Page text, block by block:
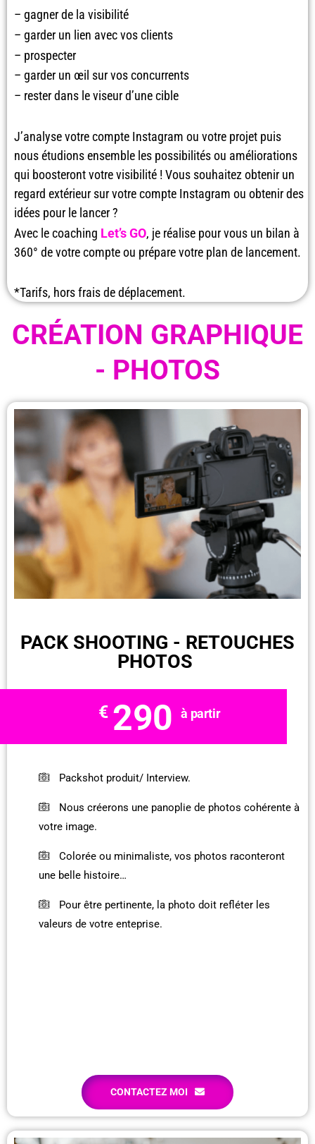
– gagner de la visibilité
– garder un lien avec vos clients
– prospecter
– garder un œil sur vos concurrents
– rester dans le viseur d’une cible
J’analyse votre compte Instagram ou votre projet puis
nous étudions ensemble les possibilités ou améliorations
qui boosteront votre visibilité ! Vous souhaitez obtenir un
regard extérieur sur votre compte Instagram ou obtenir des
idées pour le lancer ?
Avec le coaching Let’s GO, je réalise pour vous un bilan à
360° de votre compte ou prépare votre plan de lancement.
*Tarifs, hors frais de déplacement.
CRÉATION GRAPHIQUE
- PHOTOS
PACK SHOOTING - RETOUCHES
PHOTOS
€ 290 à partir
Packshot produit/ Interview.
Nous créerons une panoplie de photos cohérente à
votre image.
Colorée ou minimaliste, vos photos raconteront
une belle histoire…
Pour être pertinente, la photo doit refléter les
valeurs de votre enteprise.
CONTACTEZ MOI